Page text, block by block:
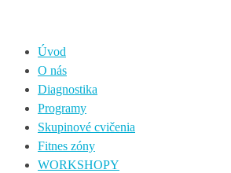
Úvod
O nás
Diagnostika
Programy
Skupinové cvičenia
Fitnes zóny
WORKSHOPY